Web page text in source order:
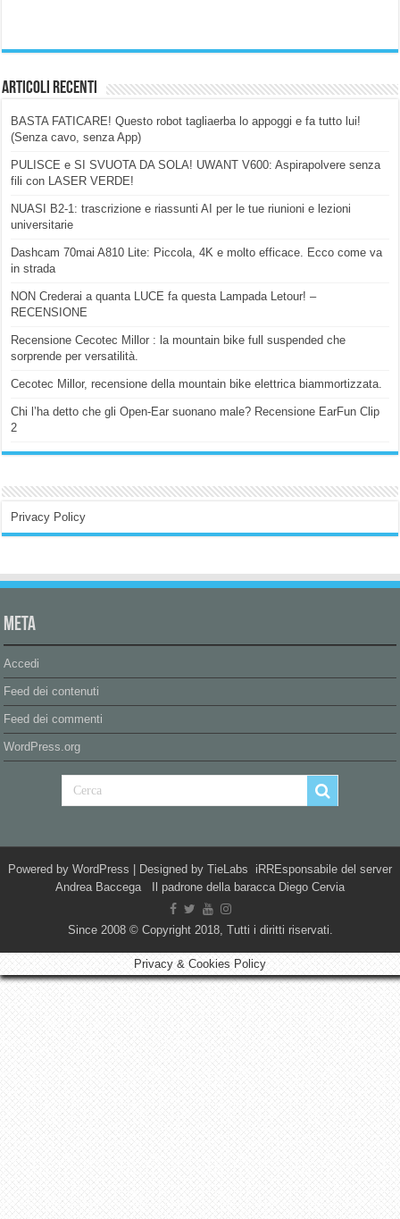
Articoli Recenti
BASTA FATICARE! Questo robot tagliaerba lo appoggi e fa tutto lui!
(Senza cavo, senza App)
PULISCE e SI SVUOTA DA SOLA! UWANT V600: Aspirapolvere senza
fili con LASER VERDE!
NUASI B2-1: trascrizione e riassunti AI per le tue riunioni e lezioni
universitarie
Dashcam 70mai A810 Lite: Piccola, 4K e molto efficace. Ecco come va
in strada
NON Crederai a quanta LUCE fa questa Lampada Letour! –
RECENSIONE
Recensione Cecotec Millor : la mountain bike full suspended che
sorprende per versatilità.
Cecotec Millor, recensione della mountain bike elettrica biammortizzata.
Chi l’ha detto che gli Open-Ear suonano male? Recensione EarFun Clip
2
Privacy Policy
Meta
Accedi
Feed dei contenuti
Feed dei commenti
WordPress.org
Powered by WordPress | Designed by TieLabs iRREsponsabile del server
Andrea Baccega Il padrone della baracca Diego Cervia
Since 2008 © Copyright 2018, Tutti i diritti riservati.
Privacy & Cookies Policy